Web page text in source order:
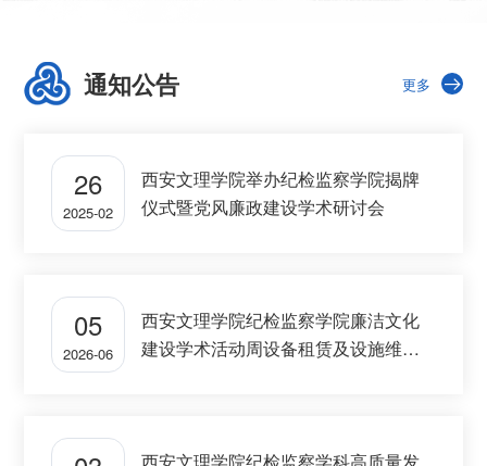
通知公告 更多
26
2025-02
西安文理学院举办纪检监察学院揭牌
仪式暨党风廉政建设学术研讨会
05
2026-06
西安文理学院纪检监察学院廉洁文化
建设学术活动周设备租赁及设施维修